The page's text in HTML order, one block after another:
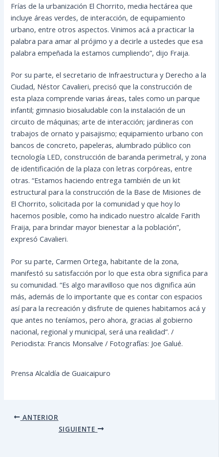
Frías de la urbanización El Chorrito, media hectárea que
incluye áreas verdes, de interacción, de equipamiento
urbano, entre otros aspectos. Vinimos acá a practicar la
palabra para amar al prójimo y a decirle a ustedes que esa
palabra empeñada la estamos cumpliendo”, dijo Fraija.
Por su parte, el secretario de Infraestructura y Derecho a la
Ciudad, Néstor Cavalieri, precisó que la construcción de
esta plaza comprende varias áreas, tales como un parque
infantil; gimnasio biosaludable con la instalación de un
circuito de máquinas; arte de interacción; jardineras con
trabajos de ornato y paisajismo; equipamiento urbano con
bancos de concreto, papeleras, alumbrado público con
tecnología LED, construcción de baranda perimetral, y zona
de identificación de la plaza con letras corpóreas, entre
otras. “Estamos haciendo entrega también de un kit
estructural para la construcción de la Base de Misiones de
El Chorrito, solicitada por la comunidad y que hoy lo
hacemos posible, como ha indicado nuestro alcalde Farith
Fraija, para brindar mayor bienestar a la población”,
expresó Cavalieri.
Por su parte, Carmen Ortega, habitante de la zona,
manifestó su satisfacción por lo que esta obra significa para
su comunidad. “Es algo maravilloso que nos dignifica aún
más, además de lo importante que es contar con espacios
así para la recreación y disfrute de quienes habitamos acá y
que antes no teníamos, pero ahora, gracias al gobierno
nacional, regional y municipal, será una realidad”. /
Periodista: Francis Monsalve / Fotografías: Joe Galué.
Prensa Alcaldía de Guaicaipuro
ANTERIOR
SIGUIENTE